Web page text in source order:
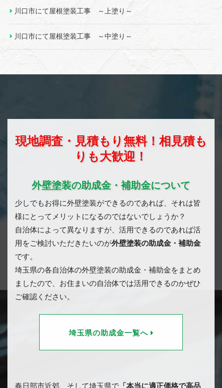
川口市にて屋根塗装工事 ～上塗り～
川口市にて屋根塗装工事 ～中塗り～
現地調査・見積もり無料！相見積も
りも大歓迎！
外壁塗装の助成金・補助金について
少しでもお得に外壁塗装ができるのであれば、それは皆
様にとってメリットになるのではないでしょうか？
自治体によって異なりますが、活用できるのであれば活
用をご検討いただきたいのが外壁塗装の助成金・補助金
です。
埼玉県の各自治体の外壁塗装の助成金・補助金をまとめ
ましたので、お住まいの自治体では活用できるのかぜひ
ご確認ください。
埼玉県の助成金一覧へ
春日部市近郊、そして埼玉県で 「本当に適正価格で高品